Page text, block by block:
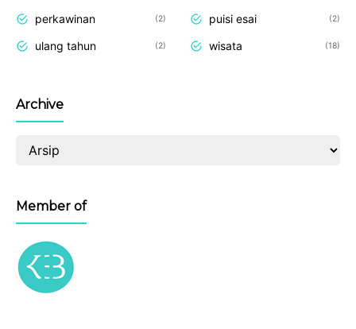
perkawinan 2 puisi esai 2
ulang tahun 2 wisata 18
Archive
Member of